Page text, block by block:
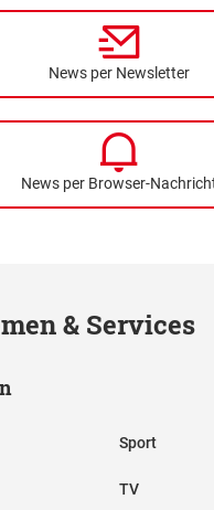
News per Newsletter
News per Browser-
& Services
Sport
TV